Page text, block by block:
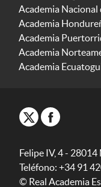
Academia Nacional
Academia
Academia
Academia
Academia
Felipe IV, 4 -
Teléfono: +34 91
© Real Academia